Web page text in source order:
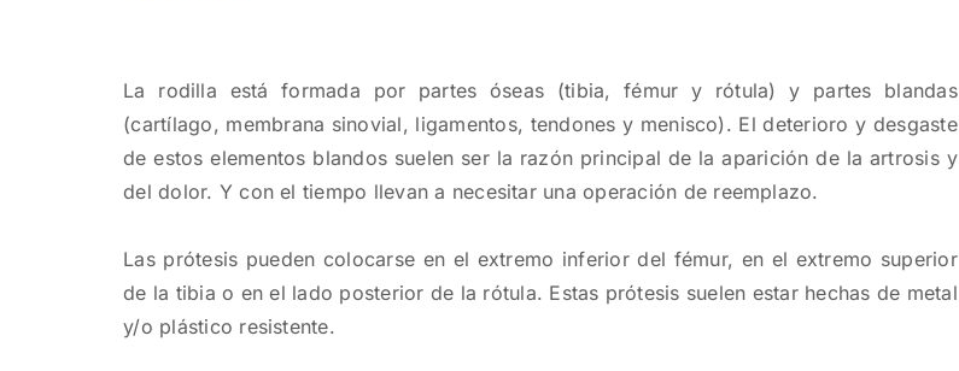
La rodilla está formada por partes óseas (tibia, fémur y rótula) y partes blandas
(cartílago, membrana sinovial, ligamentos, tendones y menisco). El deterioro y desgaste
de estos elementos blandos suelen ser la razón principal de la aparición de la artrosis y
del dolor. Y con el tiempo llevan a necesitar una operación de reemplazo.
Las prótesis pueden colocarse en el extremo inferior del fémur, en el extremo superior
de la tibia o en el lado posterior de la rótula. Estas prótesis suelen estar hechas de metal
y/o plástico resistente.